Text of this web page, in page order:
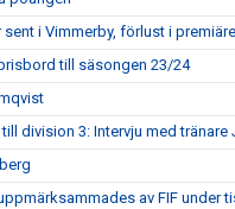
i Vimmerby, förlust i
till säsongen 23/24
division 3: Intervju med tränare
av FIF under